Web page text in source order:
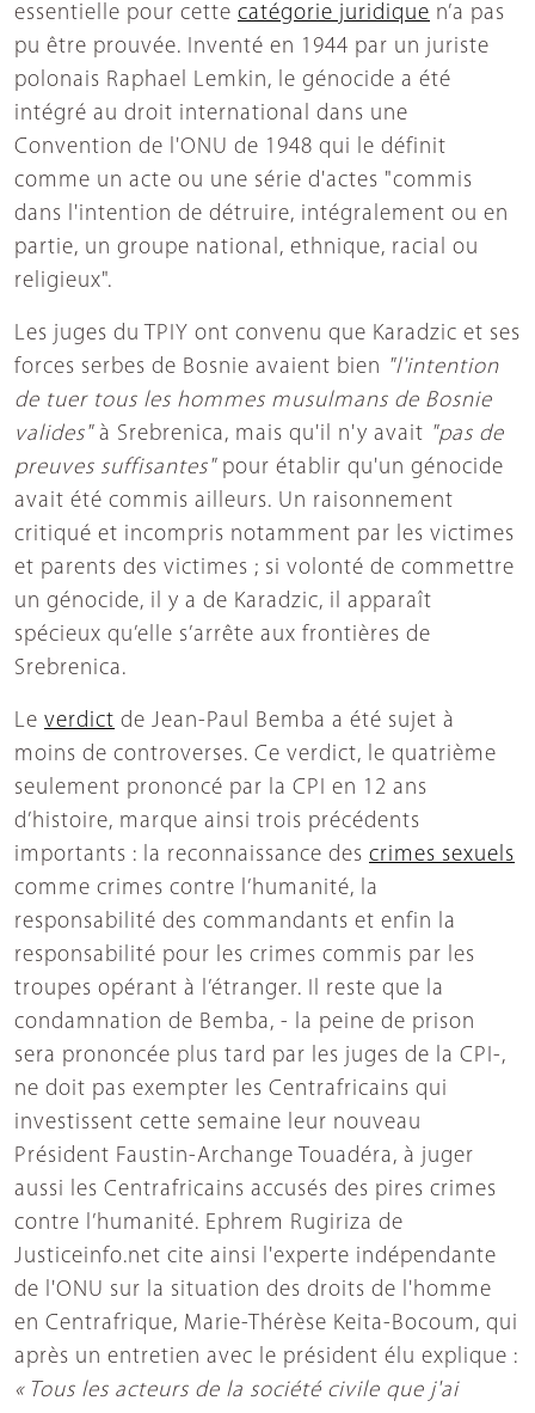
essentielle pour cette catégorie juridique n’a pas
pu être prouvée. Inventé en 1944 par un juriste
polonais Raphael Lemkin, le génocide a été
intégré au droit international dans une
Convention de l'ONU de 1948 qui le définit
comme un acte ou une série d'actes "commis
dans l'intention de détruire, intégralement ou en
partie, un groupe national, ethnique, racial ou
religieux".
Les juges du TPIY ont convenu que Karadzic et ses
forces serbes de Bosnie avaient bien "l'intention
de tuer tous les hommes musulmans de Bosnie
valides"à Srebrenica, mais qu'il n'y avait "pas de
preuves suffisantes"pour établir qu'un génocide
avait été commis ailleurs. Un raisonnement
critiqué et incompris notamment par les victimes
et parents des victimes ; si volonté de commettre
un génocide, il y a de Karadzic, il apparaît
spécieux qu’elle s’arrête aux frontières de
Srebrenica.
Le verdict de Jean-Paul Bemba a été sujet à
moins de controverses. Ce verdict, le quatrième
seulement prononcé par la CPI en 12 ans
d’histoire, marque ainsi trois précédents
importants : la reconnaissance des crimes sexuels
comme crimes contre l’humanité, la
responsabilité des commandants et enfin la
responsabilité pour les crimes commis par les
troupes opérant à l’étranger. Il reste que la
condamnation de Bemba, - la peine de prison
sera prononcée plus tard par les juges de la CPI-,
ne doit pas exempter les Centrafricains qui
investissent cette semaine leur nouveau
Président Faustin-Archange Touadéra, à juger
aussi les Centrafricains accusés des pires crimes
contre l’humanité. Ephrem Rugiriza de
Justiceinfo.net cite ainsi l'experte indépendante
de l'ONU sur la situation des droits de l'homme
en Centrafrique, Marie-Thérèse Keita-Bocoum, qui
après un entretien avec le président élu explique :
« Tous les acteurs de la société civile que j'ai